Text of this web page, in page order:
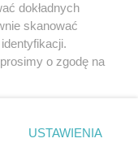
Muzyka i kultura
wydarzeń
Zdjęcia miasta
dokładnych
skanować
o zgodę na
. Niektóre
USTAWIENIA